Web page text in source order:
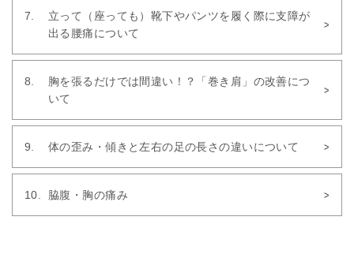
立って（座っても）靴下やパンツを履く際に支障が
出る腰痛について
胸を張るだけでは間違い！？「巻き肩」の改善につ
いて
体の歪み・傾きと左右の足の長さの違いについて
脇腹・胸の痛み